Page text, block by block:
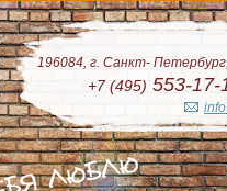
196084, г. Санкт-
+7 (495) 553-17-